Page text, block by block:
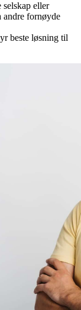
eller
andre fornøyde
beste løsning til